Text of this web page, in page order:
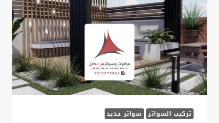
حوش
متحرك
–
ساتر
جدار
بلاستيك
–
شينكو
تركيب السواتر سواتر حديد